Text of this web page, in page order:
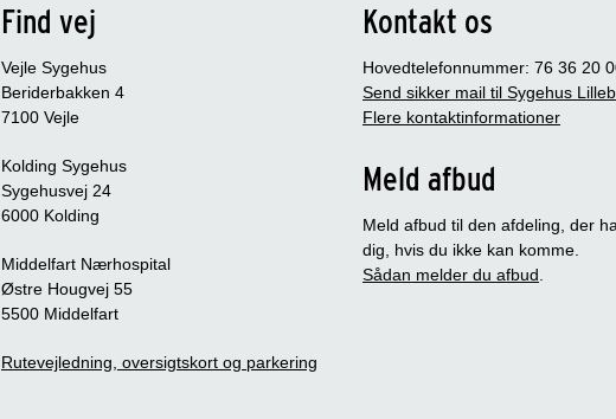
Find vej
Vejle Sygehus
Beriderbakken 4
7100 Vejle
Kolding Sygehus
Sygehusvej 24
6000 Kolding
Middelfart Nærhospital
Østre Hougvej 55
5500 Middelfart
Rutevejledning, oversigtskort og parkering
Kontakt os
Hovedtelefonnummer: 76 36 20
Send sikker mail til Sygehus
Flere kontaktinformationer
Meld afbud
Meld afbud til den afdeling, der
dig, hvis du ikke kan komme.
Sådan melder du afbud